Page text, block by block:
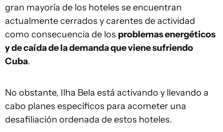
gran mayoría de los hoteles se encuentran
actualmente cerrados y carentes de actividad
como consecuencia de los problemas energéticos
y de caída de la demanda que viene sufriendo
Cuba.
No obstante, Ilha Bela está activando y llevando a
cabo planes específicos para acometer una
desafiliación ordenada de estos hoteles.